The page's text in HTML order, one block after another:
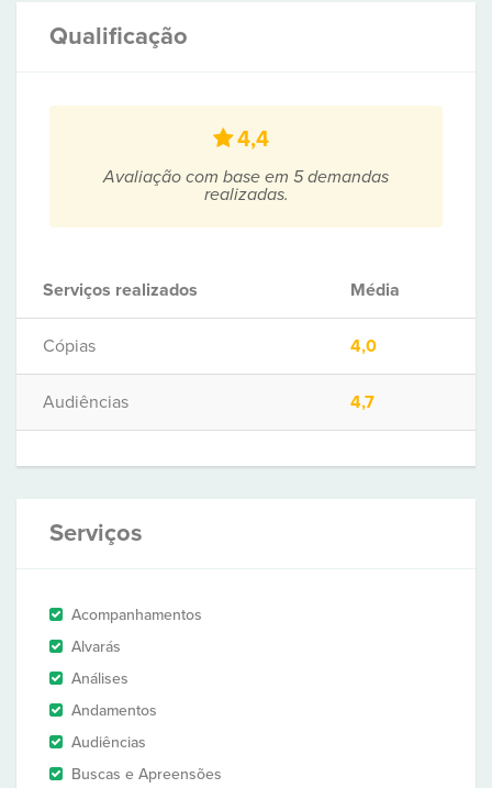
Qualificação
4,4
Avaliação com base em 5 demandas
realizadas.
Serviços realizados Média
Cópias 4,0
Audiências 4,7
Serviços
Acompanhamentos
Alvarás
Análises
Andamentos
Audiências
Buscas e Apreensões